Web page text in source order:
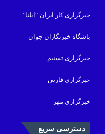
خبرگزاری کار ایران “ایلنا”
باشگاه خبرنگاران جوان
خبرگزاری تسنیم
خبرگزاری فارس
خبرگزاری مهر
دسترسی سریع